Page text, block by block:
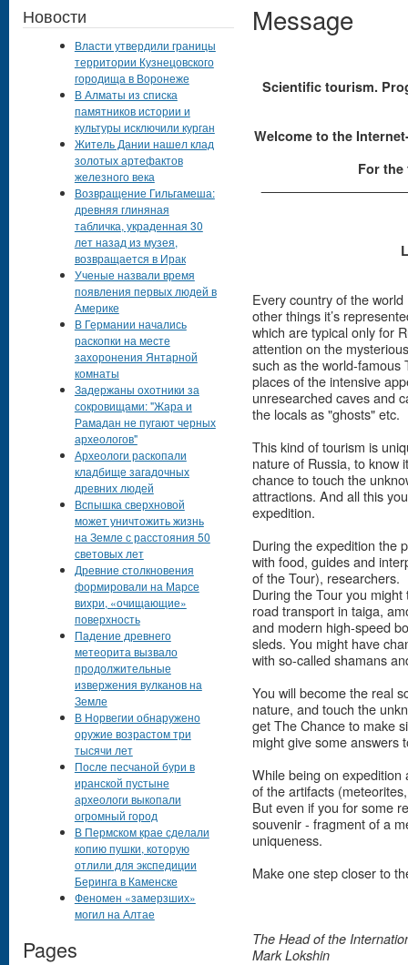
Message
Scientific tourism.
Welcome to the
For
Every country of the
other things it’s
which are typical only for
attention on the
such as the world-famous
places of the intensive
unresearched caves and
the locals as "ghosts" etc.
This kind of tourism is
nature of Russia, to know
chance to touch the
attractions. And all this
expedition.
During the expedition the
with food, guides and
of the Tour), researchers.
During the Tour you
road transport in taiga,
and modern high-speed
sleds. You might have
with so-called shamans
You will become the real
nature, and touch the
get The Chance to make
might give some answers
While being on expedition
of the artifacts
But even if you for some
souvenir - fragment of a
uniqueness.
Make one step closer to
The Head of the
Mark Lokshin
Новости
Власти утвердили границы
территории Кузнецовского
городища в Воронеже
В Алматы из списка
памятников истории и
культуры исключили курган
Житель Дании нашел клад
золотых артефактов
железного века
Возвращение Гильгамеша:
древняя глиняная
табличка, украденная 30
лет назад из музея,
возвращается в Ирак
Ученые назвали время
появления первых людей в
Америке
В Германии начались
раскопки на месте
захоронения Янтарной
комнаты
Задержаны охотники за
сокровищами: "Жара и
Рамадан не пугают черных
археологов"
Археологи раскопали
кладбище загадочных
древних людей
Вспышка сверхновой
может уничтожить жизнь
на Земле с расстояния 50
световых лет
Древние столкновения
формировали на Марсе
вихри, «очищающие»
поверхность
Падение древнего
метеорита вызвало
продолжительные
извержения вулканов на
Земле
В Норвегии обнаружено
оружие возрастом три
тысячи лет
После песчаной бури в
иранской пустыне
археологи выкопали
огромный город
В Пермском крае сделали
копию пушки, которую
отлили для экспедиции
Беринга в Каменске
Феномен «замерзших»
могил на Алтае
Pages